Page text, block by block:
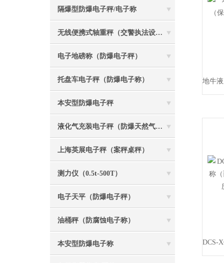
隔爆型防爆电子秤/电子称
无线便携式轴重秤（交警执法设备）
电子地磅称（防爆电子秤）
托盘车电子秤（防爆电子称）
本安型防爆电子秤
液化气充装电子秤（防爆天然气灌装称）
上海英展电子秤（案秤桌秤）
测力仪（0.5t-500T）
电子天平（防爆电子秤）
油桶秤（防腐蚀电子称）
本安型防爆电子称